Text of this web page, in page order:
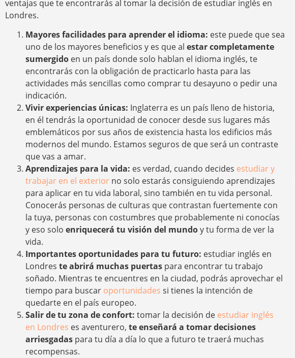
ventajas que te encontrarás al tomar la decisión de estudiar inglés en
Londres.
Mayores facilidades para aprender el idioma: este puede que sea
uno de los mayores beneficios y es que al estar completamente
sumergido en un país donde solo hablan el idioma inglés, te
encontrarás con la obligación de practicarlo hasta para las
actividades más sencillas como comprar tu desayuno o pedir una
indicación.
Vivir experiencias únicas: Inglaterra es un país lleno de historia,
en él tendrás la oportunidad de conocer desde sus lugares más
emblemáticos por sus años de existencia hasta los edificios más
modernos del mundo. Estamos seguros de que será un contraste
que vas a amar.
Aprendizajes para la vida: es verdad, cuando decides estudiar y
trabajar en el exterior no solo estarás consiguiendo aprendizajes
para aplicar en tu vida laboral, sino también en tu vida personal.
Conocerás personas de culturas que contrastan fuertemente con
la tuya, personas con costumbres que probablemente ni conocías
y eso solo enriquecerá tu visión del mundoy tu forma de ver la
vida.
Importantes oportunidades para tu futuro: estudiar inglés en
Londres te abrirá muchas puertas para encontrar tu trabajo
soñado. Mientras te encuentres en la ciudad, podrás aprovechar el
tiempo para buscar oportunidades si tienes la intención de
quedarte en el país europeo.
Salir de tu zona de confort: tomar la decisión de estudiar inglés
en Londres es aventurero, te enseñará a tomar decisiones
arriesgadas para tu día a día lo que a futuro te traerá muchas
recompensas.